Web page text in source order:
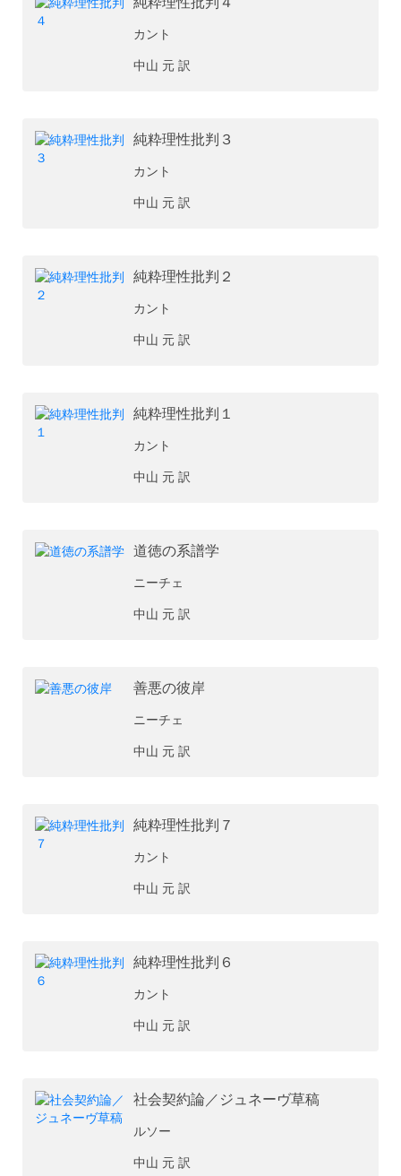
カント
中山 元 訳
純粋理性批判３
カント
中山 元 訳
純粋理性批判２
カント
中山 元 訳
純粋理性批判１
カント
中山 元 訳
道徳の系譜学
ニーチェ
中山 元 訳
善悪の彼岸
ニーチェ
中山 元 訳
純粋理性批判７
カント
中山 元 訳
純粋理性批判６
カント
中山 元 訳
社会契約論／ジュネーヴ草稿
ルソー
中山 元 訳